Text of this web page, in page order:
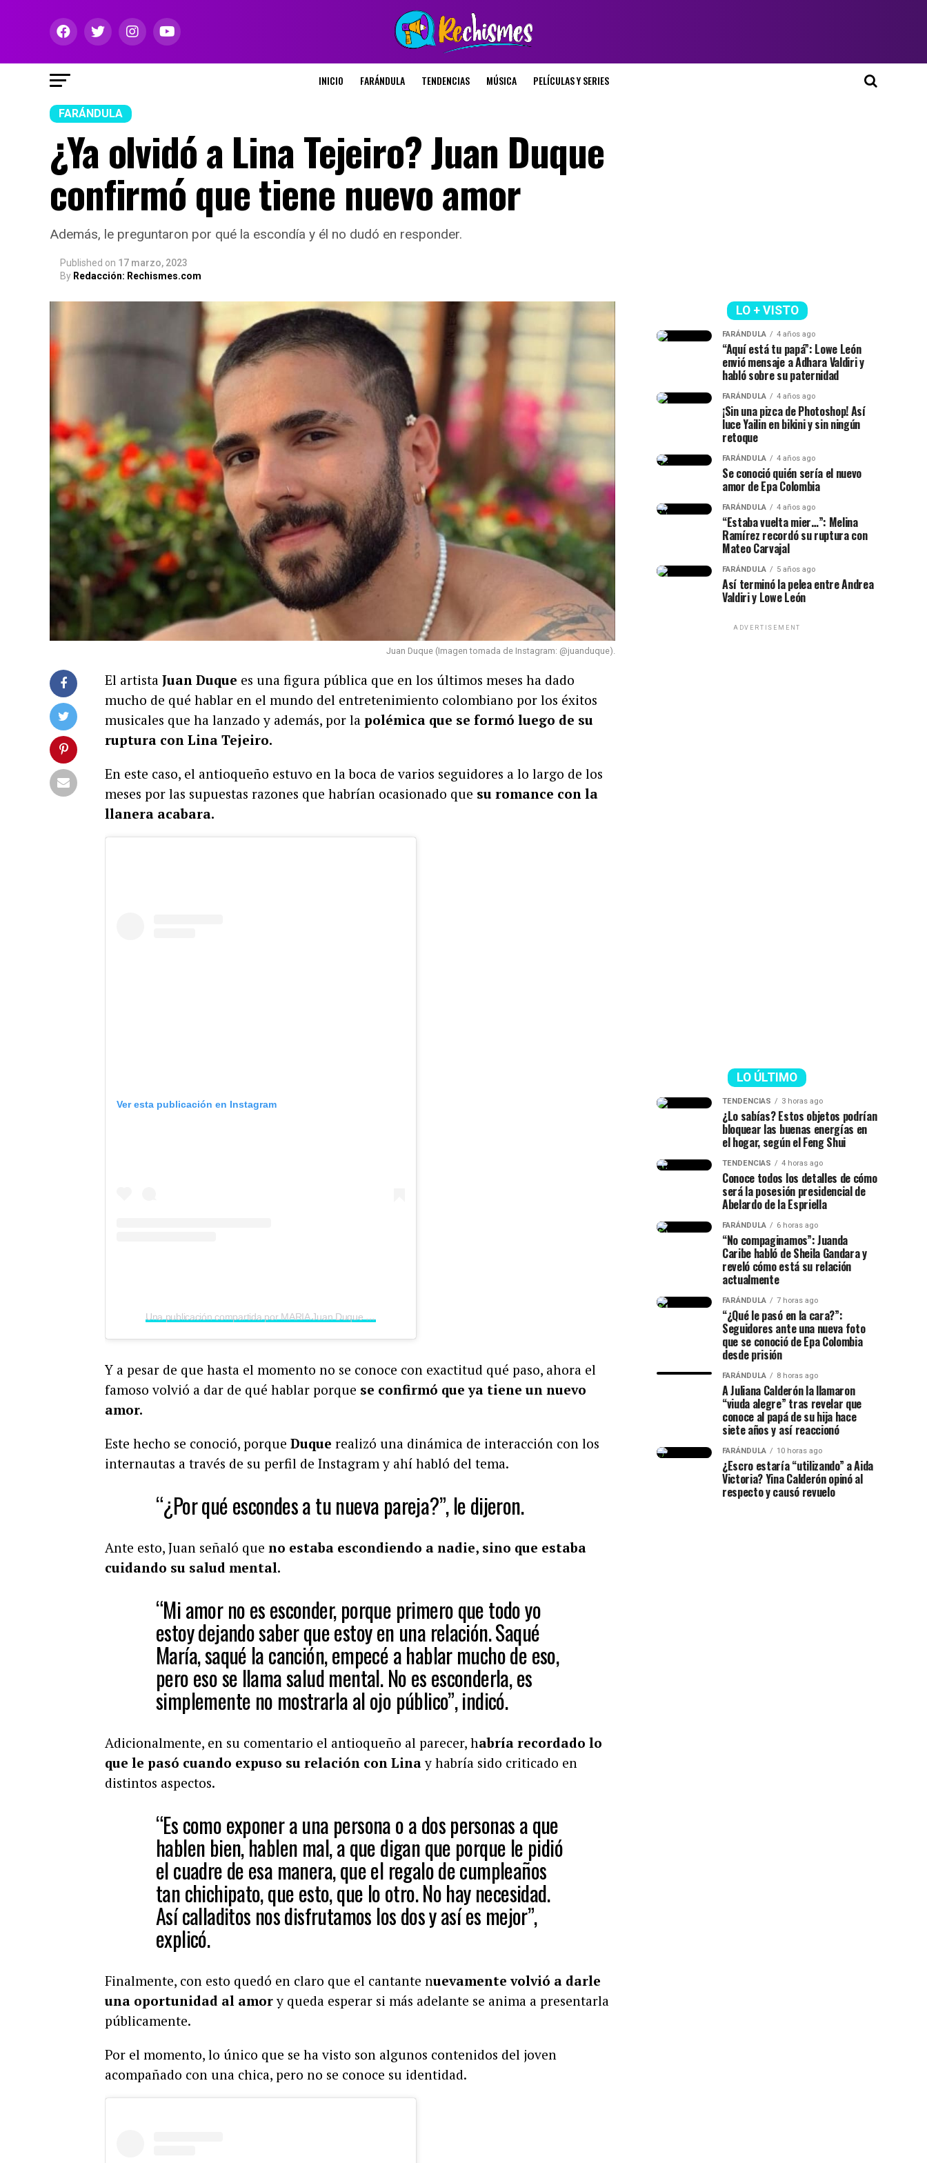
INICIO FARÁNDULA TENDENCIAS MÚSICA PELÍCULAS Y SERIES
FARÁNDULA
¿Ya olvidó a Lina Tejeiro? Juan Duque
confirmó que tiene nuevo amor
Además, le preguntaron por qué la escondía y él no dudó en responder.
Published on 17 marzo, 2023
By Redacción: Rechismes.com
Juan Duque (Imagen tomada de Instagram: @juanduque).
El artista Juan Duque es una figura pública que en los últimos meses ha dado
mucho de qué hablar en el mundo del entretenimiento colombiano por los éxitos
musicales que ha lanzado y además, por la polémica que se formó luego de su
ruptura con Lina Tejeiro.
En este caso, el antioqueño estuvo en la boca de varios seguidores a lo largo de los
meses por las supuestas razones que habrían ocasionado que su romance con la
llanera acabara.
Ver esta publicación en Instagram
Una publicación compartida por MARIA Juan Duque (@juanduque)
Y a pesar de que hasta el momento no se conoce con exactitud qué paso, ahora el
famosovolvió a dar de qué hablar porque se confirmó que ya tiene un nuevo
amor.
Este hecho se conoció, porque Duque realizó una dinámica de interacción con los
internautas a través de su perfil de Instagram y ahí habló del tema.
“¿Por qué escondes a tu nueva pareja?”, le dijeron.
Ante esto, Juan señaló que no estaba escondiendo a nadie, sino que estaba
cuidando su salud mental.
“Mi amor no es esconder, porque primero que todo yo
estoy dejando saber que estoy en una relación. Saqué
María, saqué la canción, empecé a hablar mucho de eso,
pero eso se llama salud mental. No es esconderla, es
simplemente no mostrarla al ojo público”, indicó.
Adicionalmente, en su comentario el antioqueño al parecer, habría recordado lo
que le pasó cuando expuso su relación con Linay habría sido criticado en
distintos aspectos.
“Es como exponer a una persona o a dos personas a que
hablen bien, hablen mal, a que digan que porque le pidió
el cuadre de esa manera, que el regalo de cumpleaños
tan chichipato, que esto, que lo otro. No hay necesidad.
Así calladitos nos disfrutamos los dos y así es mejor”,
explicó.
Finalmente, con esto quedó en claro que el cantante nuevamente volvió a darle
una oportunidad al amory queda esperar si más adelante se anima a presentarla
públicamente.
Por el momento, lo único que se ha visto son algunos contenidos del joven
acompañado con una chica, pero no se conoce su identidad.
LO + VISTO
FARÁNDULA 4 años ago
“Aquí está tu papá”: Lowe León
envió mensaje a Adhara Valdiri y
habló sobre su paternidad
FARÁNDULA 4 años ago
¡Sin una pizca de Photoshop! Así
luce Yailin en bikini y sin ningún
retoque
FARÁNDULA 4 años ago
Se conoció quién sería el nuevo
amor de Epa Colombia
FARÁNDULA 4 años ago
“Estaba vuelta mier…”: Melina
Ramírez recordó su ruptura con
Mateo Carvajal
FARÁNDULA 5 años ago
Así terminó la pelea entre Andrea
Valdiri y Lowe León
ADVERTISEMENT
LO ÚLTIMO
TENDENCIAS 3 horas ago
¿Lo sabías? Estos objetos podrían
bloquear las buenas energías en
el hogar, según el Feng Shui
TENDENCIAS 4 horas ago
Conoce todos los detalles de cómo
será la posesión presidencial de
Abelardo de la Espriella
FARÁNDULA 6 horas ago
“No compaginamos”: Juanda
Caribe habló de Sheila Gandara y
reveló cómo está su relación
actualmente
FARÁNDULA 7 horas ago
“¿Qué le pasó en la cara?”:
Seguidores ante una nueva foto
que se conoció de Epa Colombia
desde prisión
FARÁNDULA 8 horas ago
A Juliana Calderón la llamaron
“viuda alegre” tras revelar que
conoce al papá de su hija hace
siete años y así reaccionó
FARÁNDULA 10 horas ago
¿Escro estaría “utilizando” a Aida
Victoria? Yina Calderón opinó al
respecto y causó revuelo